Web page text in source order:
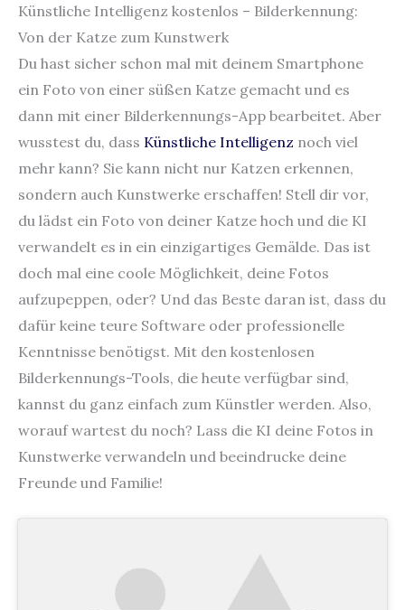
Künstliche Intelligenz kostenlos – Bilderkennung:
Von der Katze zum Kunstwerk
Du hast sicher schon mal mit deinem Smartphone
ein Foto von einer süßen Katze gemacht und es
dann mit einer Bilderkennungs-App bearbeitet. Aber
wusstest du, dass Künstliche Intelligenz noch viel
mehr kann? Sie kann nicht nur Katzen erkennen,
sondern auch Kunstwerke erschaffen! Stell dir vor,
du lädst ein Foto von deiner Katze hoch und die KI
verwandelt es in ein einzigartiges Gemälde. Das ist
doch mal eine coole Möglichkeit, deine Fotos
aufzupeppen, oder? Und das Beste daran ist, dass du
dafür keine teure Software oder professionelle
Kenntnisse benötigst. Mit den kostenlosen
Bilderkennungs-Tools, die heute verfügbar sind,
kannst du ganz einfach zum Künstler werden. Also,
worauf wartest du noch? Lass die KI deine Fotos in
Kunstwerke verwandeln und beeindrucke deine
Freunde und Familie!